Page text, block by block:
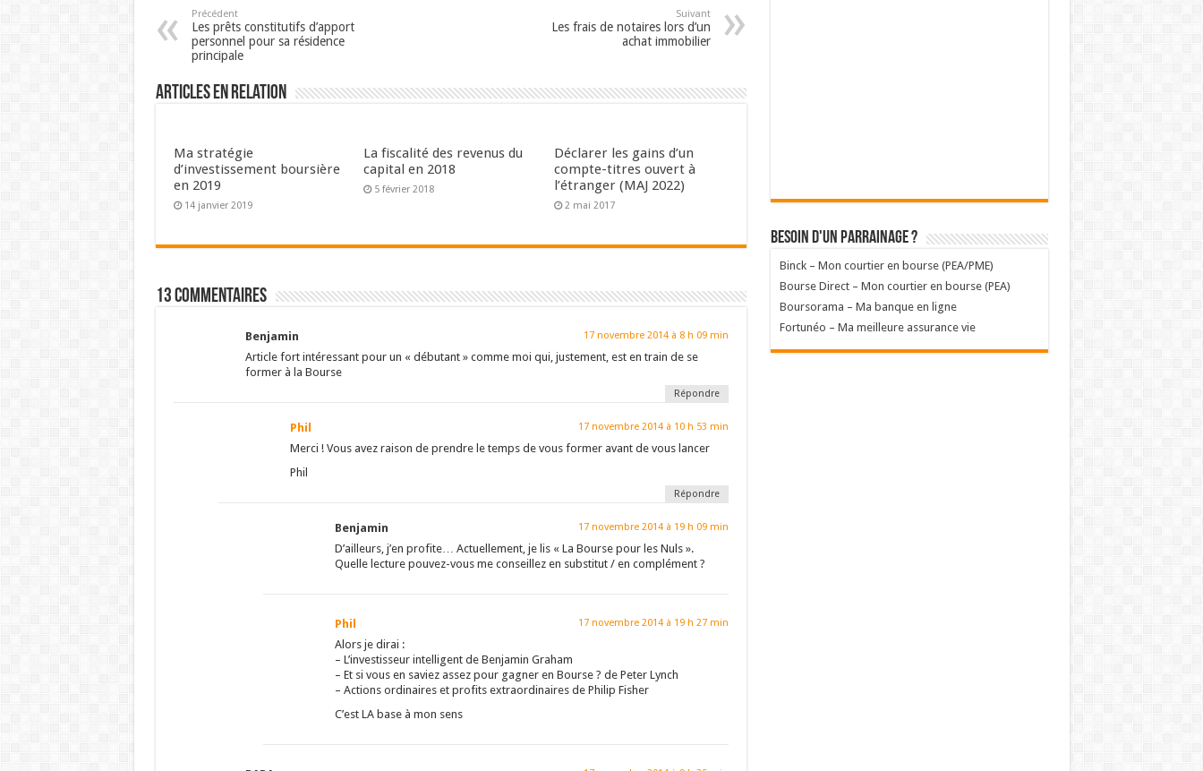
Précédent
Les prêts constitutifs d’apport
personnel pour sa résidence
principale
Suivant
Les frais de notaires lors d’un
achat immobilier
Articles en relation
Ma stratégie
d’investissement boursière
en 2019
14 janvier 2019
La fiscalité des revenus du
capital en 2018
5 février 2018
Déclarer les gains d’un
compte-titres ouvert à
l’étranger (MAJ 2022)
2 mai 2017
13 Commentaires
Benjamin 17 novembre 2014 à 8 h 09 min
Article fort intéressant pour un « débutant » comme moi qui, justement, est en train de se
former à la Bourse
Répondre
Phil 17 novembre 2014 à 10 h 53 min
Merci ! Vous avez raison de prendre le temps de vous former avant de vous lancer
Phil
Répondre
Benjamin 17 novembre 2014 à 19 h 09 min
D’ailleurs, j’en profite… Actuellement, je lis « La Bourse pour les Nuls ».
Quelle lecture pouvez-vous me conseillez en substitut / en complément ?
Phil 17 novembre 2014 à 19 h 27 min
Alors je dirai :
– L’investisseur intelligent de Benjamin Graham
– Et si vous en saviez assez pour gagner en Bourse ? de Peter Lynch
– Actions ordinaires et profits extraordinaires de Philip Fisher
C’est LA base à mon sens
Besoin d'un parrainage ?
Binck – Mon courtier en bourse (PEA/PME)
Bourse Direct – Mon courtier en bourse (PEA)
Boursorama – Ma banque en ligne
Fortunéo – Ma meilleure assurance vie